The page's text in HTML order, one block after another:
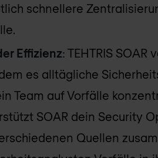
schnellere
Effizienz: TEHTRIS
es alltägliche
Team auf Vorfälle
SOAR dein Security
Quellen